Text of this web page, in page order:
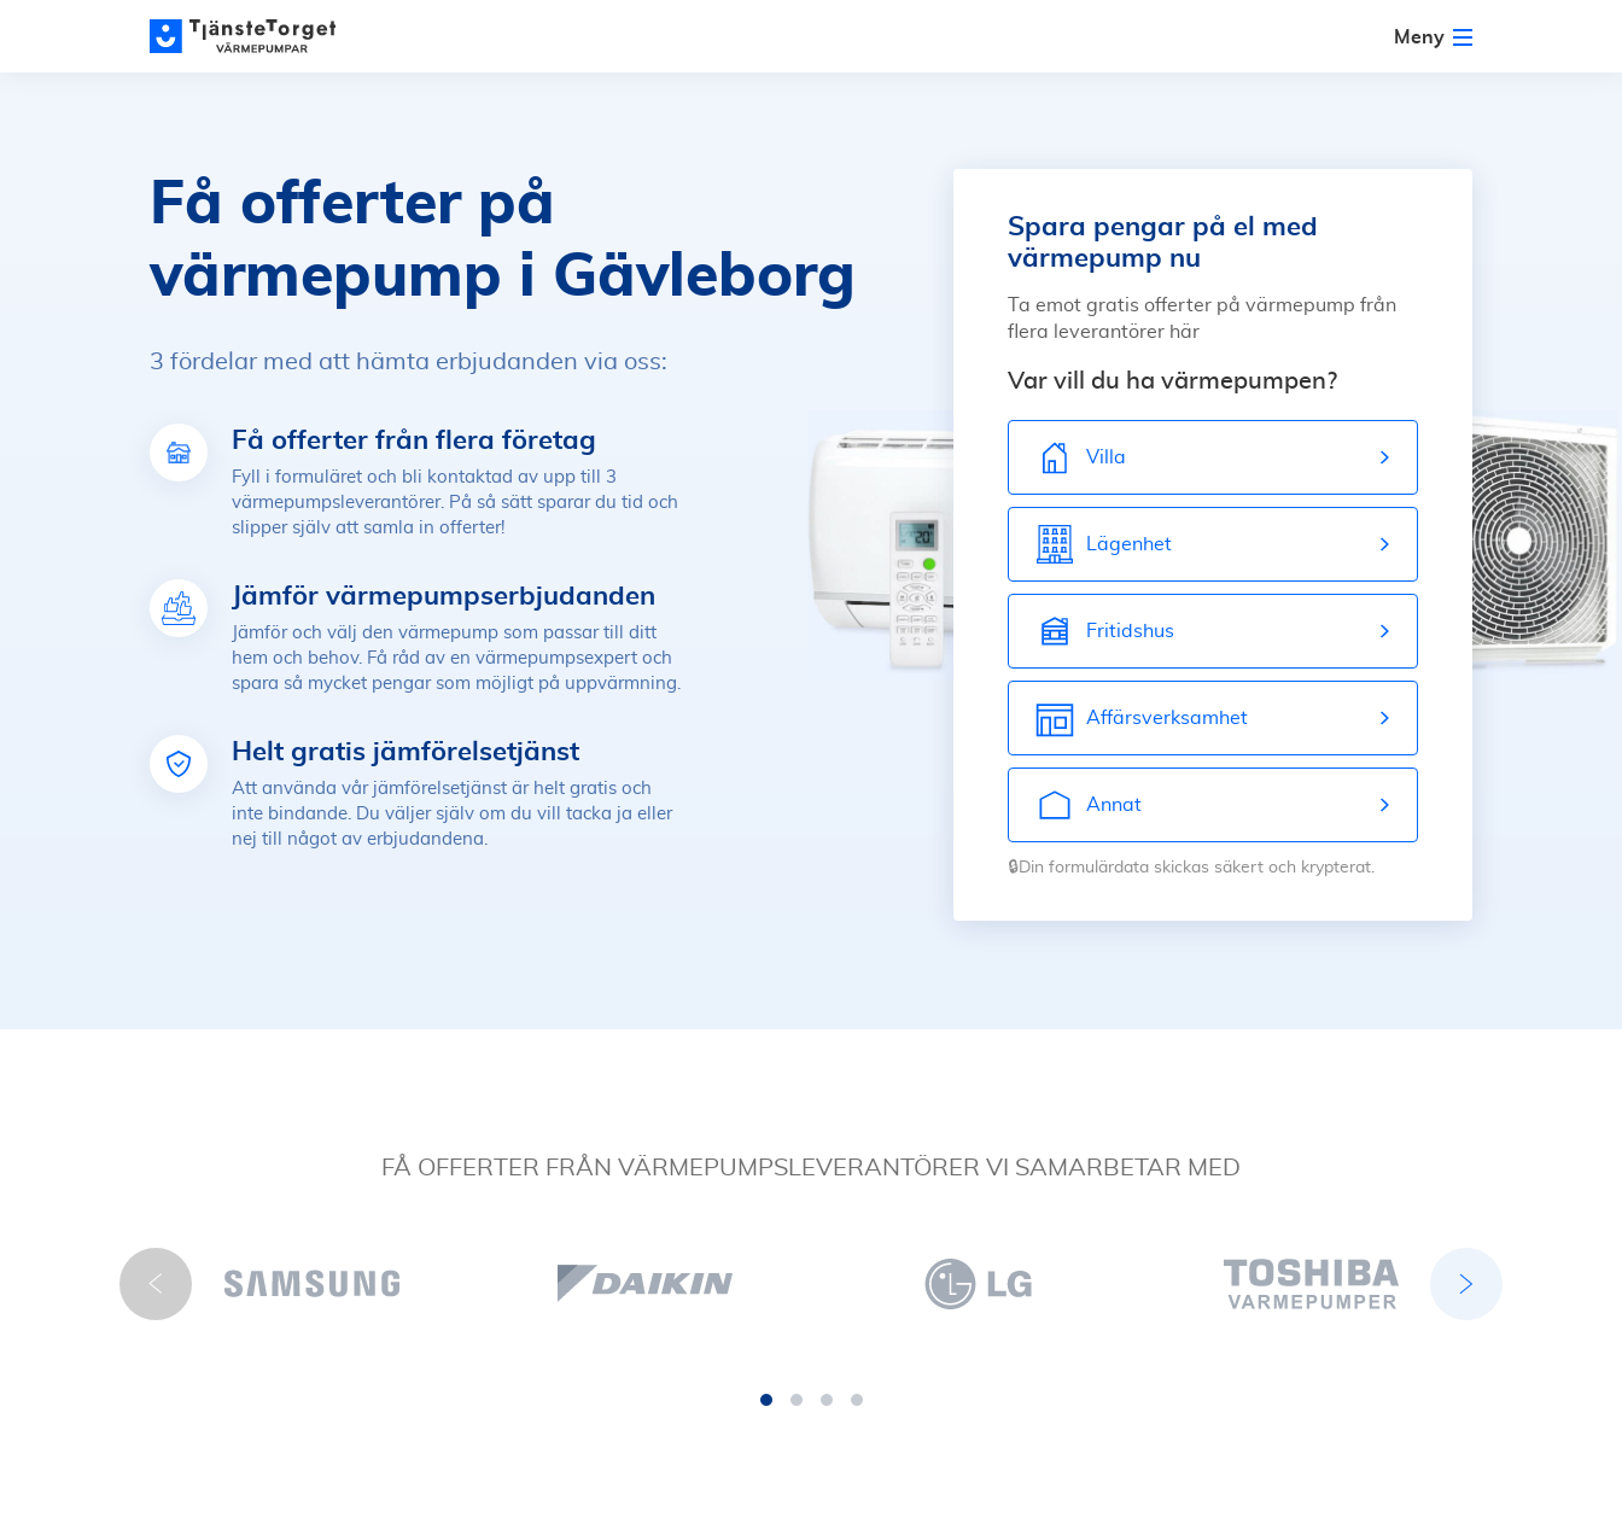
Meny
Få offerter på
värmepump i Gävleborg
3 fördelar med att hämta erbjudanden via oss:
Få offerter från flera företag
Fyll i formuläret och bli kontaktad av upp till 3
värmepumpsleverantörer. På så sätt sparar du tid och
slipper själv att samla in offerter!
Jämför värmepumpserbjudanden
Jämför och välj den värmepump som passar till ditt
hem och behov. Få råd av en värmepumpsexpert och
spara så mycket pengar som möjligt på uppvärmning.
Helt gratis jämförelsetjänst
Att använda vår jämförelsetjänst är helt gratis och
inte bindande. Du väljer själv om du vill tacka ja eller
nej till något av erbjudandena.
Spara pengar på el med
värmepump nu
Ta emot gratis offerter på värmepump från
flera leverantörer här
Var vill du ha värmepumpen?
Villa
Lägenhet
Fritidshus
Affärsverksamhet
Annat
🔒Din formulärdata skickas säkert och krypterat.
FÅ OFFERTER FRÅN VÄRMEPUMPSLEVERANTÖRER VI SAMARBETAR MED